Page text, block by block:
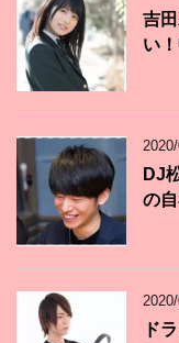
吉
い
DJ
の
ド